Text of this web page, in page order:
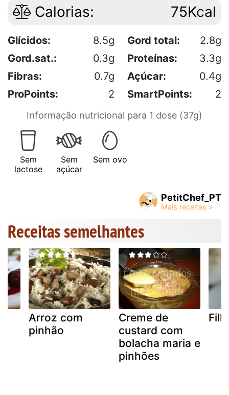
Calorias: 75Kcal
Glícidos: 8.5g Gord total:
2.8g
Gord.sat.:
0.3g Proteínas:
3.3g
Fibras:
0.7g Açúcar:
0.4g
ProPoints:
2 SmartPoints: 2
Informação nutricional para 1 dose (37g)
Sem
lactose
Sem
açúcar
Sem ovo
PetitChef_PT
Receitas semelhantes
Arroz com
pinhão
Creme de
custard com
bolacha maria e
pinhões